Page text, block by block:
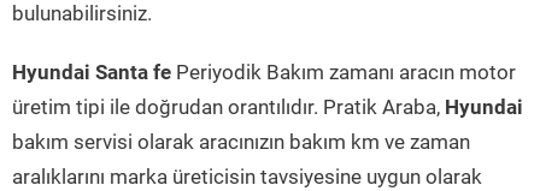
bulunabilirsiniz.
Hyundai Santa fe Periyodik Bakım zamanı aracın motor
üretim tipi ile doğrudan orantılıdır. Pratik Araba, Hyundai
bakım servisi olarak aracınızın bakım km ve zaman
aralıklarını marka üreticisin tavsiyesine uygun olarak